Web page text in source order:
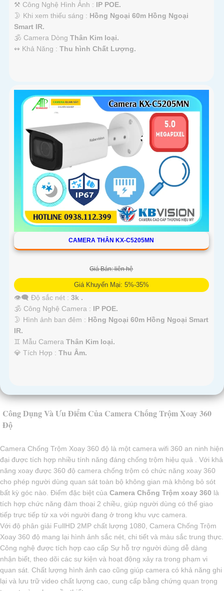
⚒ Công Nghệ Hình Ảnh : IP POE.
🌛 Khi xem thiếu sáng : Hồng Ngoại 60m Hồng Ngoại
Smart IR.
🕉️ Camera Dòng Thân Kim loại.
️↭ Khả Năng : Thu hình Chất Lượng.
CAMERA THÂN KX-C5205MN
Giá Bán: liên hệ
Giá Khuyến Mại: 5%-35%
👁️‍🗨 Độ sắc nét : 3k .
🕉️ Công Nghệ Camera : IP POE.
🌛 Hình ảnh ban đêm : Hồng Ngoại 60m Hồng Ngoại Smart
IR.
♊ Mẫu Camera Thân Kim loại.
️💎 Tích Hợp : Thu Âm.
Công Dụng Và Ưu Điểm Của Camera Chống Trộm Xoay 360
Độ
Camera Chống Trộm Xoay 360 độ là một camera wifi 360 an ninh hiện
đại được tích hợp nhiều tính năng đáng chống trộm hiệu quả . Với khả
năng xoay được 360 độ camera chống trộm có chức năng xoay 360
cho phép người dùng quan sát toàn bộ không gian mà không bỏ sót
bất kỳ góc nào. Điểm đặc biệt của Camera Chống Trộm xoay 360 là
tích hợp chức năng đàm thoại 2 chiều, giúp người dùng có thể giao
tiếp trực tiếp từ xa với người đang ở trong khu vực camera.
Với độ phân giải FullHD 2MP chất lượng 1080, Camera Chống Trộm
Xoay 360 độ mang lại hình ảnh sắc nét, chi tiết và màu sắc trung thực.
Công nghệ được tích hợp cao cấp Sự hỗ trợ người dùng dễ dàng
nhận biết, theo dõi các sự kiện và hoạt động xảy ra trong phạm vi
quan sát. Chất lượng hình ảnh cao cũng giúp camera có khả năng ghi
lại và lưu trữ video chất lượng cao, cung cấp bằng chứng quan trọng